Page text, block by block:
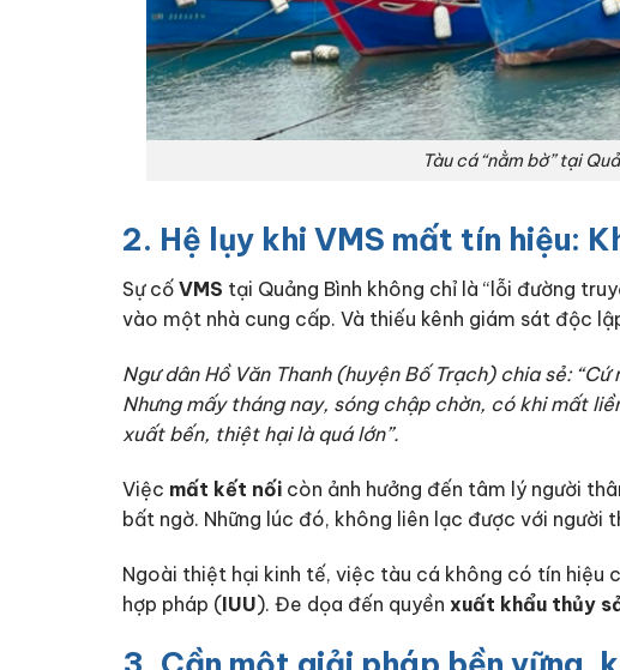
Tàu cá “nằm bờ” tại
2. Hệ lụy khi VMS mất tín hiệu:
Sự cố VMS tại Quảng Bình không chỉ là “lỗi đường
vào một nhà cung cấp. Và thiếu kênh giám sát độc
Ngư dân Hồ Văn Thanh (huyện Bố Trạch) chia sẻ:
Nhưng mấy tháng nay, sóng chập chờn, có khi mất
xuất bến, thiệt hại là quá lớn”.
Việc mất kết nối còn ảnh hưởng đến tâm lý người
bất ngờ. Những lúc đó, không liên lạc được với người
Ngoài thiệt hại kinh tế, việc tàu cá không có tín hiệu
hợp pháp (IUU). Đe dọa đến quyền xuất khẩu thủy